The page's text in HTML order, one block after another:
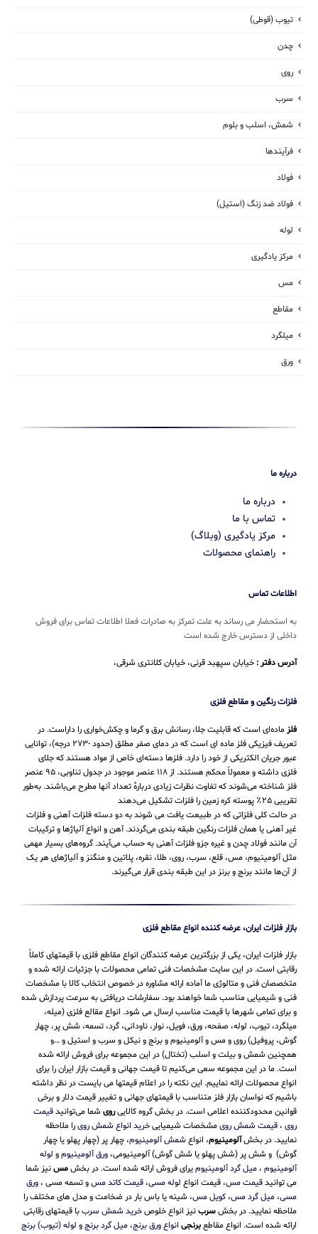
تیوب (قوطی)
چدن
روی
سرب
شمش، اسلب و بلوم
فرآیندها
فولاد
فولاد ضد زنگ (استیل)
لوله
مرکز یادگیری
مس
مقاطع
میلگرد
ورق
درباره ما
درباره ما
تماس با ما
مرکز یادگیری (وبلاگ)
راهنمای محصولات
اطلاعات تماس
به استحضار می رساند به علت تمرکز به صادرات فعلا اطلاعات تماس برای فروش
داخلی از دسترس خارج شده است
آدرس دفتر : خیابان سپهبد قرنی، خیابان کلانتری شرقی،
فلزات رنگین و مقاطع فلزی
فلز ماده‌ای است که قابلیت جلا، رسانش برق و گرما و چکش‌خواری را داراست. در
تعریف فیزیکی فلز ماده ای است که در دمای صفر مطلق (حدود -۲۷۳ درجه)، توانایی
عبور جریان الکتریکی از خود را دارد. فلزها دسته‌ای خاص از مواد هستند که جلای
فلزی داشته و معمولاً محکم هستند. از ۱۱۸ عنصر موجود در جدول تناوبی، ۹۵ عنصر
فلز شناخته می‌شوند که تفاوت نظرات زیادی دربارهٔ تعداد آنها مطرح می‌باشند. به‌طور
تقریبی ۲۵٪ پوسته کره زمین را فلزات تشکیل می‌دهند
در حالت کلی فلزاتی که در طبیعت یافت می شوند به دو دسته فلزات آهنی و فلزات
غیر آهنی یا همان فلزات رنگین طبقه بندی می‌گردند. آهن و انواع آلیاژها و ترکیبات
آن مانند فولاد چدن و غیره جزو فلزات آهنی به حساب می‌‌آیند. گروه‌های بسیار مهمی
مثل آلومینیوم، مس، قلع، سرب، روی، طلا، نقره، پلاتین و منگنز و آلیاژهای هر یک
از آن‌ها مانند برنج و برنز در این طبقه‌ بندی قرار می‌‌گیرند.
بازار فلزات ایران، عرضه کننده انواع مقاطع فلزی
بازار فلزات ایران، یکی از بزرگترین عرضه کنندگان انواع مقاطع فلزی با قیمتهای کاملاً
رقابتی است. در این سایت مشخصات فنی تمامی محصولات با جزئیات ارائه شده و
متخصصان فنی و متالوژی ما آماده ارائه مشاوره در خصوص انتخاب کالا با مشخصات
فنی و شیمیایی مناسب شما خواهند بود. سفارشات دریافتی به سرعت پردازش شده
و برای تمامی شهرها با قیمت مناسب ارسال می شود. انواع مقالع فلزی (میله،
میلگرد، تیوب، لوله، صفحه، ورق، فویل، نوار، ناودانی، گرد، تسمه، شش پر، چهار
گوش، پروفیل) روی و مس و آلومینیوم و برنج و نیکل و سرب و استیل و …و
همچنین شمش و بیلت و اسلب (تختال) در این مجموعه برای فروش ارائه شده
است. ما در این مجموعه سعی می‌کنیم تا قیمت جهانی و قیمت بازار ایران را برای
انواع محصولات ارائه نماییم. این نکته را در اعلام قیمتها می بایست در نظر داشته
باشیم که نواسان بازار فلز متناسب با قیمتهای جهانی و تغییر قیمت دلار و برخی
قوانین محدودکننده اعلامی است. در بخش گروه کالاییروی شما می‌توانیدقیمت
روی ، قیمت شمش رویمشخصات شیمیاییخرید انواع شمش رویرا ملاحظه
نمایید. در بخشآلومینیوم، انواع شمش آلومینیوم، چهار پر (چهار پهلو یا چهار
گوش) و شش پر (شش پهلو یا شش گوش) آلومینیومی، ورق آلومینیومو لوله
آلومینیوم ، میل گرد آلومینیومیرای فروش ارائه شده است. در بخشمسنیز شما
می توانیدقیمت مس، قیمت انواع لوله مسی، قیمت کاتد مسو تسمه مسی ، ورق
مسی، میل گرد مس، کویل مس، شینه یا باس بار در ضخامت و مدل های مختلف را
ملاحظه نمایید. در بخشسربنیز انواع خلوصخرید شمش سرببا قیمتهای رقابتی
ارائه شده است. انواع مقاطعبرنجی انواع ورق برنج، میل گرد برنجو لوله (تیوب) برنج